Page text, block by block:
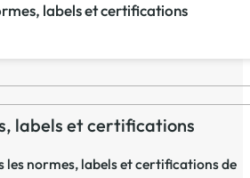
labels et certifications
labels et certifications
les normes, labels et certifications de